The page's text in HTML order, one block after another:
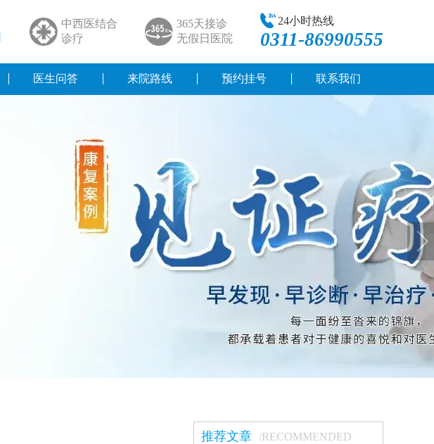
中西医结合
诊疗
365天接诊
无假日医院
24小时热线
0311-86990555
医生问答 来院路线 预约挂号 联系我们
推荐文章 /RECOMMENDED